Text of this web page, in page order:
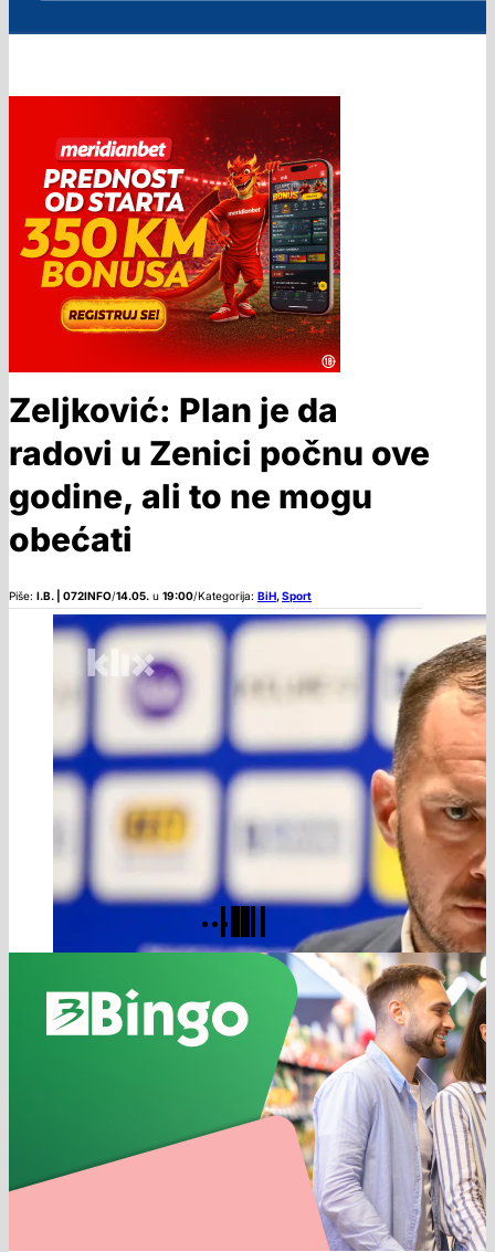
Zeljković: Plan je da
radovi u Zenici počnu ove
godine, ali to ne mogu
obećati
Piše: I.B. | 072INFO/14.05. u 19:00/Kategorija: BiH,Sport